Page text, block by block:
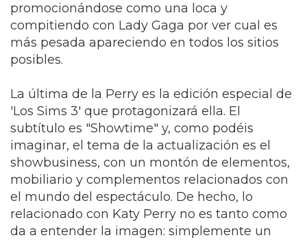
promocionándose como una loca y
compitiendo con Lady Gaga por ver cual es
más pesada apareciendo en todos los sitios
posibles.
La última de la Perry es la edición especial de
'Los Sims 3' que protagonizará ella. El
subtítulo es "Showtime" y, como podéis
imaginar, el tema de la actualización es el
showbusiness, con un montón de elementos,
mobiliario y complementos relacionados con
el mundo del espectáculo. De hecho, lo
relacionado con Katy Perry no es tanto como
da a entender la imagen: simplemente un